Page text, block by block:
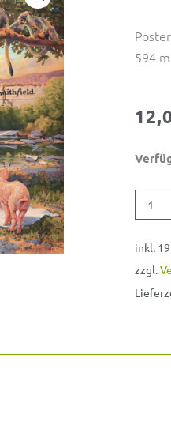
594
Poster
Picknick
II«
Menge
inkl.
zzgl.